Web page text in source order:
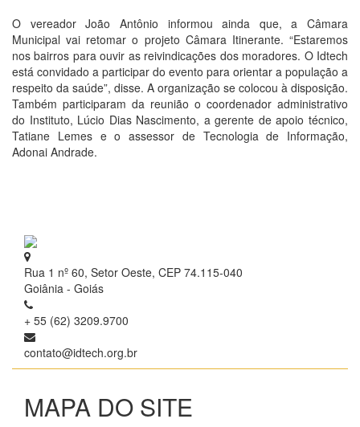
O vereador João Antônio informou ainda que, a Câmara
Municipal vai retomar o projeto Câmara Itinerante. “Estaremos
nos bairros para ouvir as reivindicações dos moradores. O Idtech
está convidado a participar do evento para orientar a população a
respeito da saúde”, disse. A organização se colocou à disposição.
Também participaram da reunião o coordenador administrativo
do Instituto, Lúcio Dias Nascimento, a gerente de apoio técnico,
Tatiane Lemes e o assessor de Tecnologia de Informação,
Adonai Andrade.
Rua 1 nº 60, Setor Oeste, CEP 74.115-040
Goiânia - Goiás
+ 55 (62) 3209.9700
contato@idtech.org.br
MAPA DO SITE